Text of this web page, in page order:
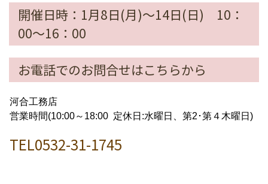
開催日時：1月8日(月)～14日(日) 10：
00～16：00
お電話でのお問合せはこちらから
河合工務店
営業時間(10:00～18:00 定休日:水曜日、第2･第４木曜日)
TEL0532-31-1745